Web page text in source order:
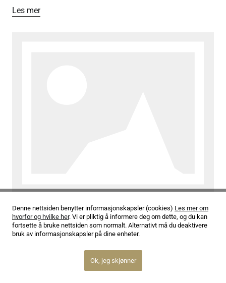
Les mer
Midtåsen Barnefestival med klassisk musikk for barn
Les mer
Denne nettsiden benytter informasjonskapsler (cookies) Les mer om
hvorfor og hvilke her. Vi er pliktig å informere deg om dette, og du kan
fortsette å bruke nettsiden som normalt. Alternativt må du deaktivere
bruk av informasjonskapsler på dine enheter.
Ok, jeg skjønner